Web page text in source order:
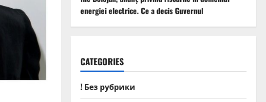
energiei electrice. Ce a decis Guvernul
CATEGORIES
! Без рубрики